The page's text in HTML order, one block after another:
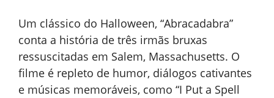
Um clássico do Halloween, “Abracadabra”
conta a história de três irmãs bruxas
ressuscitadas em Salem, Massachusetts. O
filme é repleto de humor, diálogos cativantes
e músicas memoráveis, como “I Put a Spell